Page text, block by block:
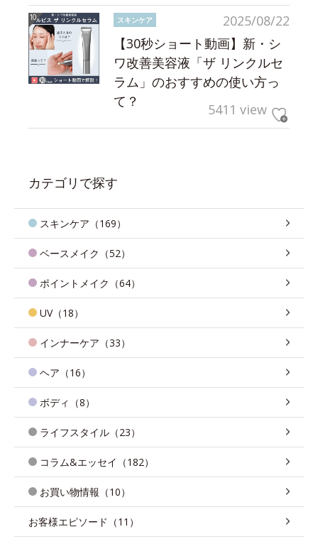
2025/08/22
スキンケア
【30秒ショート動画】新・シ
ワ改善美容液「ザ リンクルセ
ラム」のおすすめの使い方っ
て？
5411 view
カテゴリで探す
スキンケア（169）
ベースメイク（52）
ポイントメイク（64）
UV（18）
インナーケア（33）
ヘア（16）
ボディ（8）
ライフスタイル（23）
コラム&エッセイ（182）
お買い物情報（10）
お客様エピソード（11）